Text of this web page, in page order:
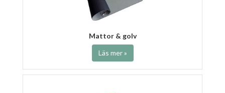
Mattor & golv
Läs mer »